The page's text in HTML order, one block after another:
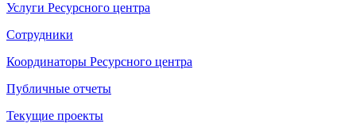
Услуги Ресурсного центра
Сотрудники
Координаторы Ресурсного центра
Публичные отчеты
Текущие проекты